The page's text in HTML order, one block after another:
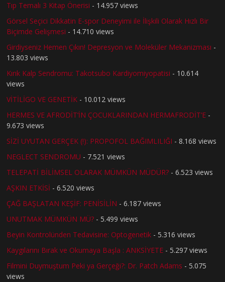
Tıp Temalı 3 Kitap Önerisi - 14.957 views
Görsel Seçici Dikkatin E-spor Deneyimi ile İlişkili Olarak Hızlı Bir
Biçimde Gelişmesi - 14.710 views
Girdiyseniz Hemen Çıkın! Depresyon ve Moleküler Mekanizması -
13.803 views
Kırık Kalp Sendromu: Takotsubo Kardiyomiyopatisi - 10.614
views
VİTİLİGO VE GENETİK - 10.012 views
HERMES VE AFRODİT’İN ÇOCUKLARINDAN HERMAFRODİT’E -
9.673 views
SİZİ UYUTAN GERÇEK (!): PROPOFOL BAĞIMLILIĞI - 8.168 views
NEGLECT SENDROMU - 7.521 views
TELEPATİ BİLİMSEL OLARAK MÜMKÜN MÜDÜR? - 6.523 views
AŞKIN ETKİSİ - 6.520 views
ÇAĞ BAŞLATAN KEŞİF: PENİSİLİN - 6.187 views
UNUTMAK MÜMKÜN MÜ? - 5.499 views
Beyin Kontrolünden Tedavisine: Optogenetik - 5.316 views
Kaygılarını Bırak ve Okumaya Başla : ANKSİYETE - 5.297 views
Filmini Duymuştum Peki ya Gerçeği?: Dr. Patch Adams - 5.075
views